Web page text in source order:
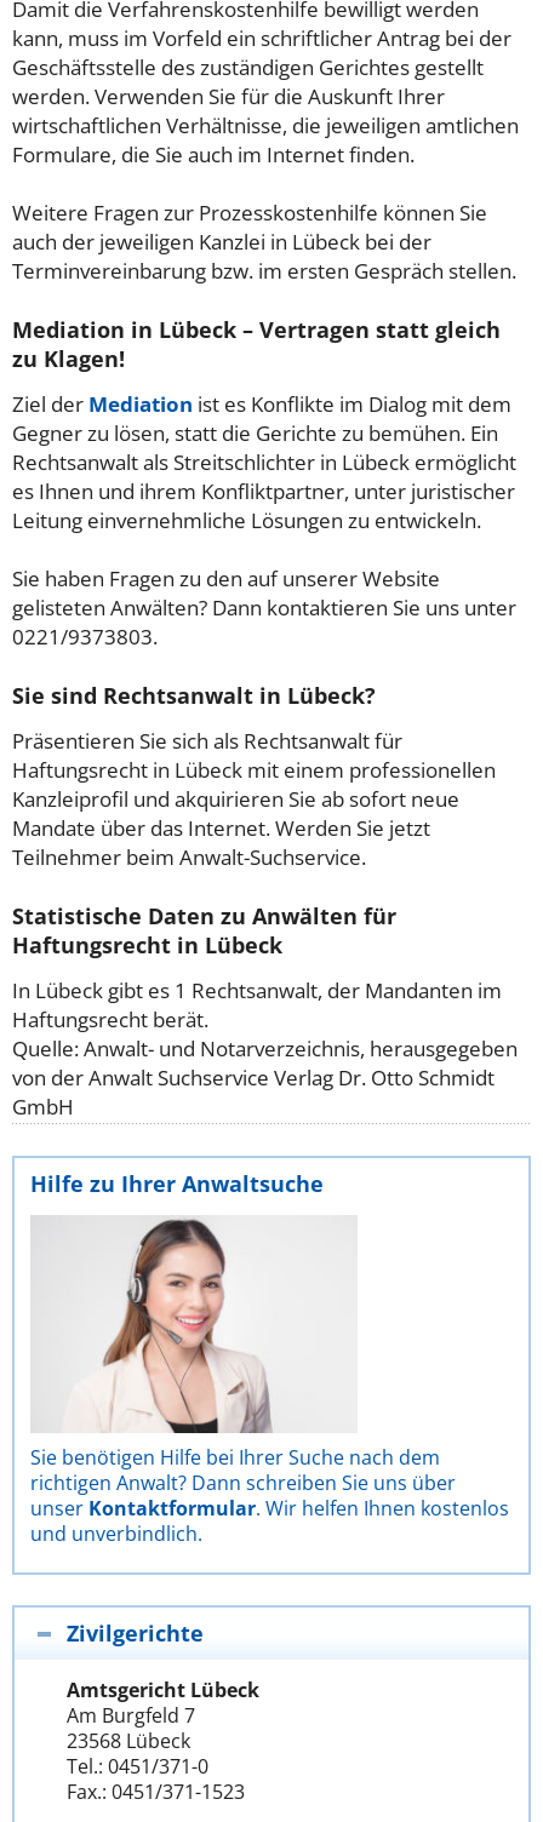
Damit die Verfahrenskostenhilfe bewilligt werden
kann, muss im Vorfeld ein schriftlicher Antrag bei der
Geschäftsstelle des zuständigen Gerichtes gestellt
werden. Verwenden Sie für die Auskunft Ihrer
wirtschaftlichen Verhältnisse, die jeweiligen amtlichen
Formulare, die Sie auch im Internet finden.
Weitere Fragen zur Prozesskostenhilfe können Sie
auch der jeweiligen Kanzlei in Lübeck bei der
Terminvereinbarung bzw. im ersten Gespräch stellen.
Mediation in Lübeck – Vertragen statt gleich
zu Klagen!
Ziel der Mediation ist es Konflikte im Dialog mit dem
Gegner zu lösen, statt die Gerichte zu bemühen. Ein
Rechtsanwalt als Streitschlichter in Lübeck ermöglicht
es Ihnen und ihrem Konfliktpartner, unter juristischer
Leitung einvernehmliche Lösungen zu entwickeln.
Sie haben Fragen zu den auf unserer Website
gelisteten Anwälten? Dann kontaktieren Sie uns unter
0221/9373803.
Sie sind Rechtsanwalt in Lübeck?
Präsentieren Sie sich als Rechtsanwalt für
Haftungsrecht in Lübeck mit einem professionellen
Kanzleiprofil und akquirieren Sie ab sofort neue
Mandate über das Internet. Werden Sie jetzt
Teilnehmer beim Anwalt-Suchservice.
Statistische Daten zu Anwälten für
Haftungsrecht in Lübeck
In Lübeck gibt es 1 Rechtsanwalt, der Mandanten im
Haftungsrecht berät.
Quelle: Anwalt- und Notarverzeichnis, herausgegeben
von der Anwalt Suchservice Verlag Dr. Otto Schmidt
GmbH
Hilfe zu Ihrer Anwaltsuche
Sie benötigen Hilfe bei Ihrer Suche nach dem
richtigen Anwalt? Dann schreiben Sie uns über
unser Kontaktformular. Wir helfen Ihnen kostenlos
und unverbindlich.
Zivilgerichte
Amtsgericht Lübeck
Am Burgfeld 7
23568 Lübeck
Tel.: 0451/371-0
Fax.: 0451/371-1523